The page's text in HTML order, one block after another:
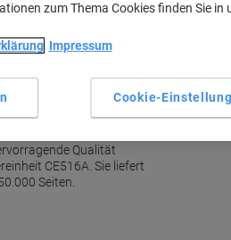
Druck
Qualität
CE516A. Sie liefert
Seiten.
zum Thema Cookies finden Sie
Impressum
Cookie-